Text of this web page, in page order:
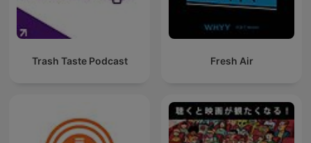
Trash Taste Podcast Fresh Air